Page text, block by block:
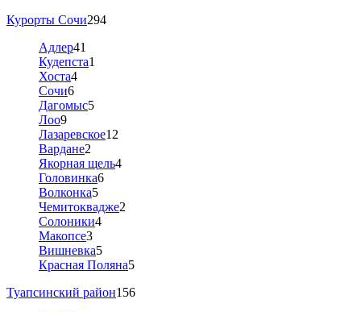
Курорты Сочи294
Адлер41
Кудепста1
Хоста4
Сочи6
Дагомыс5
Лоо9
Лазаревское12
Вардане2
Якорная щель4
Головинка6
Волконка5
Чемитоквадже2
Солоники4
Макопсе3
Вишневка5
Красная Поляна5
Туапсинский район156